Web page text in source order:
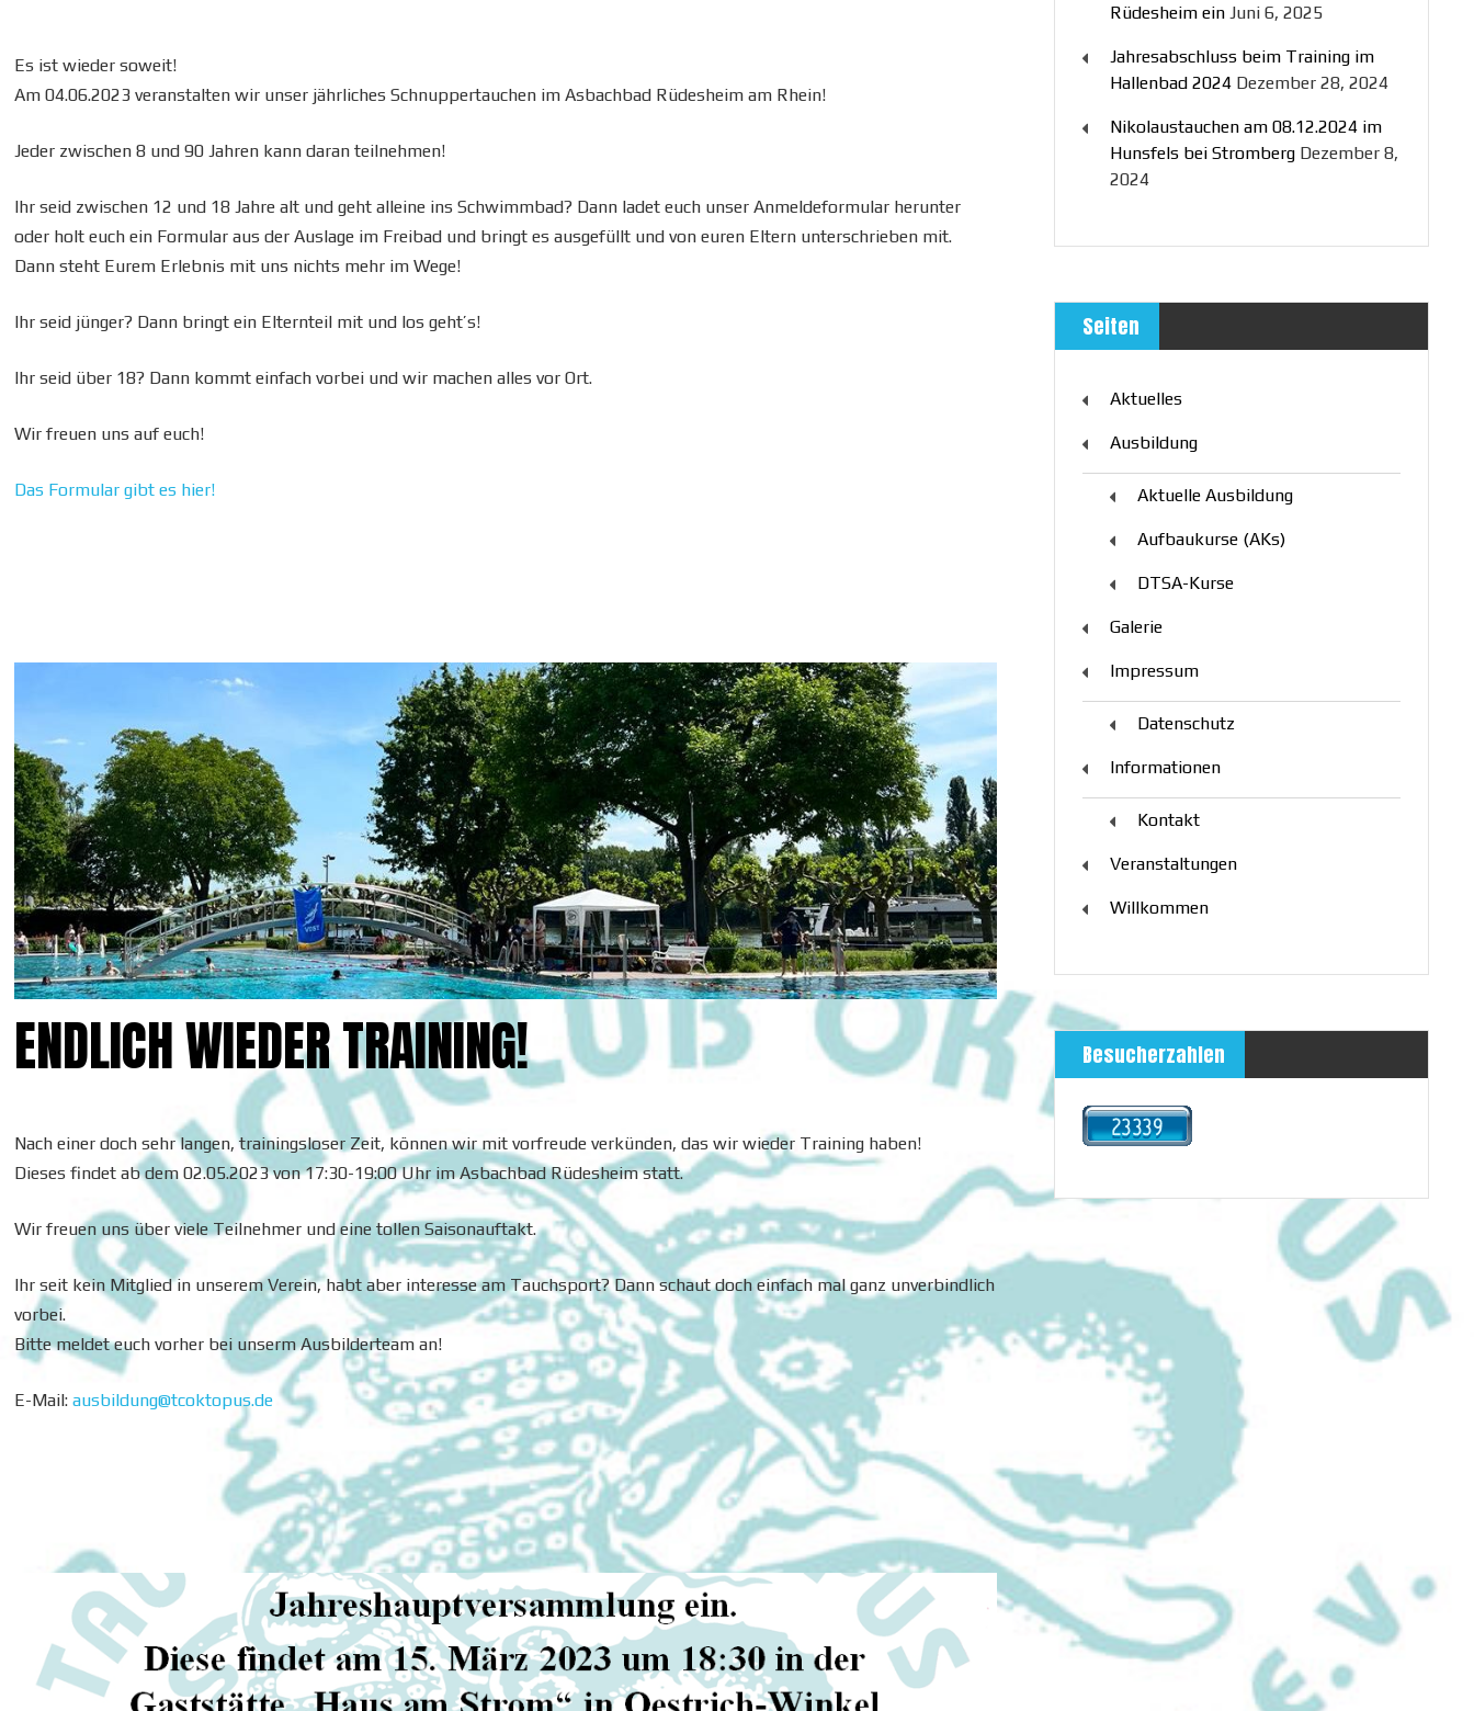
Es ist wieder soweit!
Am 04.06.2023 veranstalten wir unser jährliches Schnuppertauchen im Asbachbad Rüdesheim am Rhein!
Jeder zwischen 8 und 90 Jahren kann daran teilnehmen!
Ihr seid zwischen 12 und 18 Jahre alt und geht alleine ins Schwimmbad? Dann ladet euch unser Anmeldeformular herunter
oder holt euch ein Formular aus der Auslage im Freibad und bringt es ausgefüllt und von euren Eltern unterschrieben mit.
Dann steht Eurem Erlebnis mit uns nichts mehr im Wege!
Ihr seid jünger? Dann bringt ein Elternteil mit und los geht’s!
Ihr seid über 18? Dann kommt einfach vorbei und wir machen alles vor Ort.
Wir freuen uns auf euch!
Das Formular gibt es hier!
ENDLICH WIEDER TRAINING!
Nach einer doch sehr langen, trainingsloser Zeit, können wir mit vorfreude verkünden, das wir wieder Training haben!
Dieses findet ab dem 02.05.2023 von 17:30-19:00 Uhr im Asbachbad Rüdesheim statt.
Wir freuen uns über viele Teilnehmer und eine tollen Saisonauftakt.
Ihr seit kein Mitglied in unserem Verein, habt aber interesse am Tauchsport? Dann schaut doch einfach mal ganz unverbindlich
vorbei.
Bitte meldet euch vorher bei unserm Ausbilderteam an!
E-Mail:ausbildung@tcoktopus.de
Rüdesheim ein Juni 6, 2025
Jahresabschluss beim Training im
Hallenbad 2024 Dezember 28, 2024
Nikolaustauchen am 08.12.2024 im
Hunsfels bei Stromberg Dezember 8,
2024
Seiten
Aktuelles
Ausbildung
Aktuelle Ausbildung
Aufbaukurse (AKs)
DTSA-Kurse
Galerie
Impressum
Datenschutz
Informationen
Kontakt
Veranstaltungen
Willkommen
Besucherzahlen